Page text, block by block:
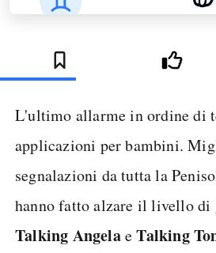
L'ultimo allarme in ordine di
applicazioni per bambini.
segnalazioni da tutta la
hanno fatto alzare il livello di
Talking AngelaeTalking